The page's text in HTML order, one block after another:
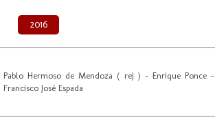
2016
Pablo Hermoso de Mendoza ( rej ) - Enrique Ponce -
Francisco José Espada